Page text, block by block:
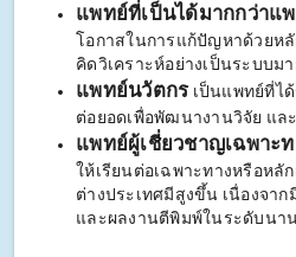
แพทย์ที่เป็นได้มากกว่าแ
โอกาสในการแก้ปัญหาด้วยห
คิดวิเคราะห์อย่างเป็นระบบม
แพทย์นวัตกรเป็นแพทย์ที่ไ
ต่อยอดเพื่อพัฒนางานวิจัย แล
แพทย์ผู้เชี่ยวชาญเฉพาะท
ให้เรียนต่อเฉพาะทางหรือห
ต่างประเทศมีสูงขึ้น เนื่องจา
และผลงานตีพิมพ์ในระดับนา